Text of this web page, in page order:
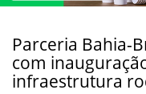
Parceria Bahia-
com
infraestrutura